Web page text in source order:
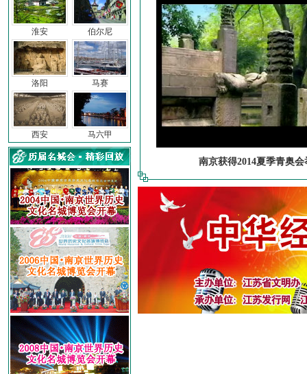
淮安
洛阳
西安
伯尔尼
马赛
马六甲
南京获得2014夏季青奥会